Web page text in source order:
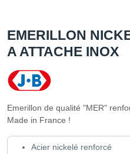
EMERILLON
A ATTACHE INOX
Emerillon de qualité "MER"
Made in France !
Acier nickelé renforcé